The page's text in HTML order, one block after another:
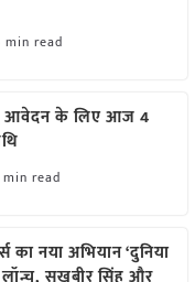
min read
आवेदन के लिए आज 4
min read
का नया अभियान ‘दुनिया